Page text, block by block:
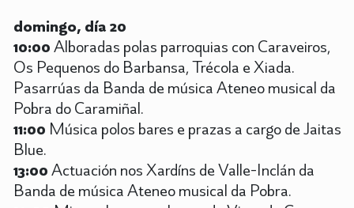
domingo, día 20
10:00Alboradas polas parroquias con Caraveiros,
Os Pequenos do Barbansa, Trécola e Xiada.
Pasarrúas da Banda de música Ateneo musical da
Pobra do Caramiñal.
11:00 Música polos bares e prazas a cargo de Jaitas
Blue.
13:00Actuación nos Xardíns de Valle-Inclán da
Banda de música Ateneo musical da Pobra.